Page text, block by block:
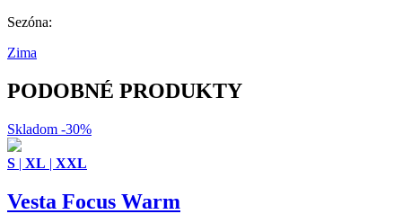
Sezóna:
Zima
PODOBNÉ PRODUKTY
Skladom -30%
S | XL | XXL
Vesta Focus Warm